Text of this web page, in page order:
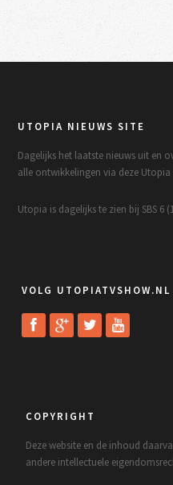
UTOPIA NIEUWS SITE
Dagelijks het laatste nieuws uit en
alle ontwikkelingen via deze Utopia
Utopia is dagelijks te zien bij SBS 6
VOLG UTOPIATVSHOW.NL
COPYRIGHT
Deze website en de inhoud
andere intellectuele